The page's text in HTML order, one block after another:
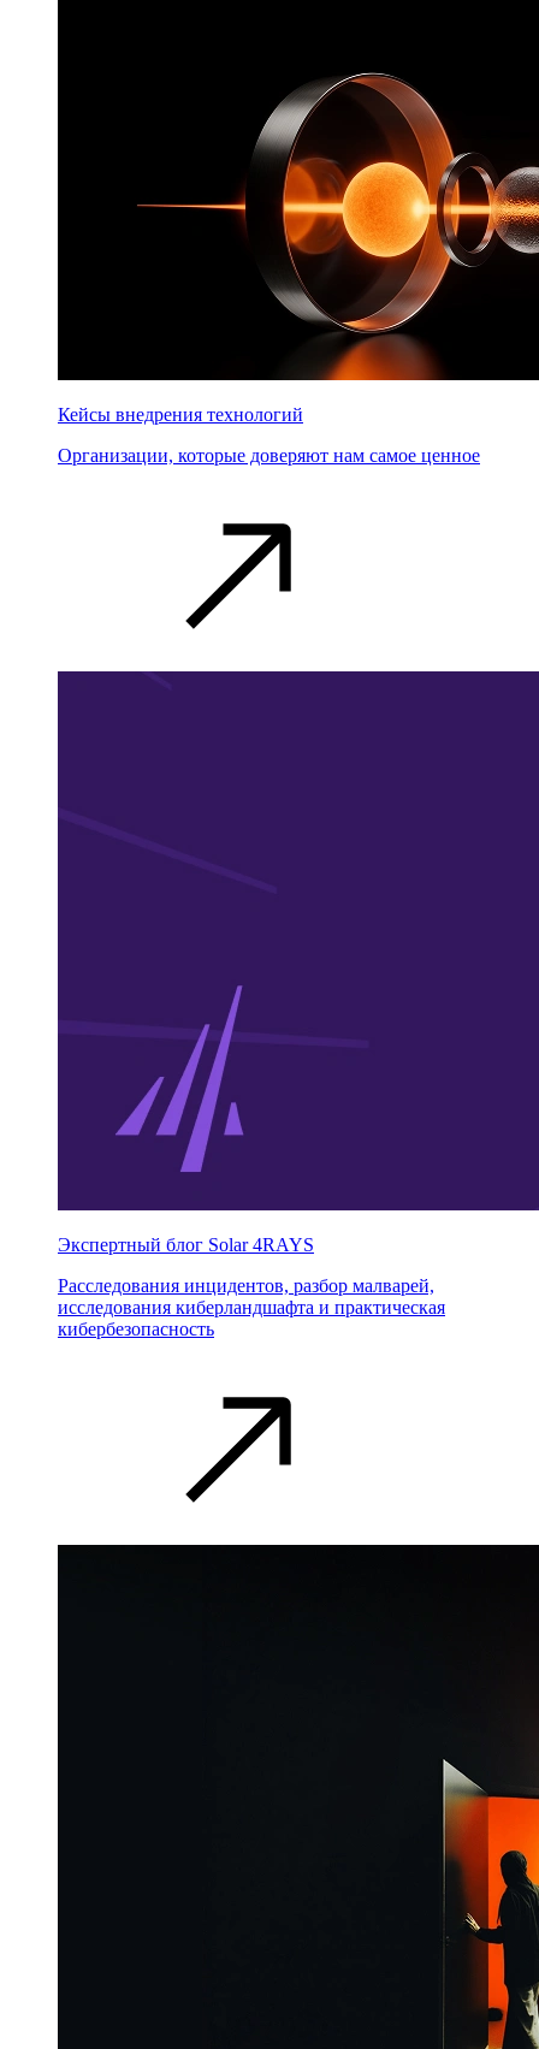
Кейсы внедрения технологий
Организации, которые доверяют нам самое ценное
Экспертный блог Solar 4RAYS
Расследования инцидентов, разбор малварей,
исследования киберландшафта и практическая
кибербезопасность